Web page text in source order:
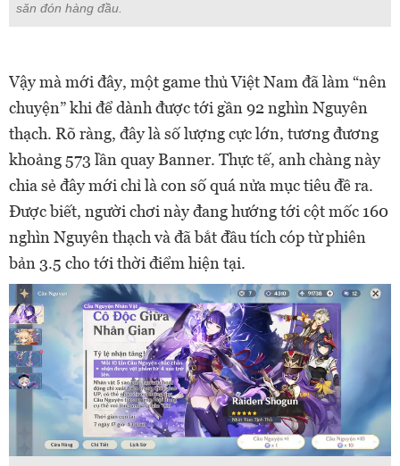
săn đón hàng đầu.
Vậy mà mới đây, một game thủ Việt Nam đã làm “nên
chuyện” khi để dành được tới gần 92 nghìn Nguyên
thạch. Rõ ràng, đây là số lượng cực lớn, tương đương
khoảng 573 lần quay Banner. Thực tế, anh chàng này
chia sẻ đây mới chỉ là con số quá nửa mục tiêu đề ra.
Được biết, người chơi này đang hướng tới cột mốc 160
nghìn Nguyên thạch và đã bắt đầu tích cóp từ phiên
bản 3.5 cho tới thời điểm hiện tại.